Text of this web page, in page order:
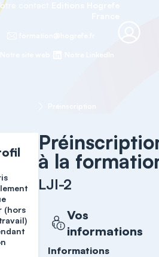
Votre contact
(hors
à la
LJI-2
Vos
informations
Informations